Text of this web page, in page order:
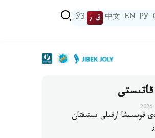
РУ
EN
中文 ق ز ЎЗ
قاتىستى
قوسىمشا ارقىلى ىستىقتان